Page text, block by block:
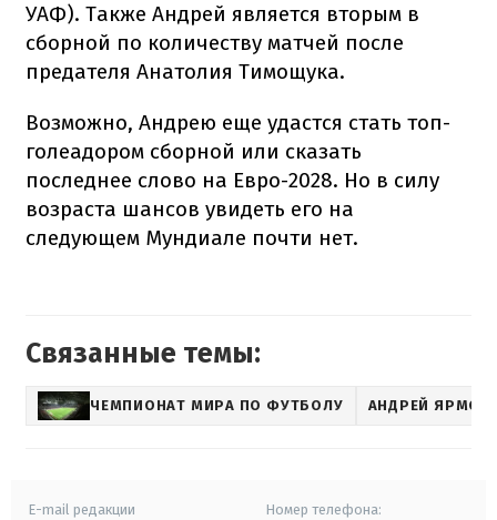
УАФ). Также Андрей является вторым в
сборной по количеству матчей после
предателя Анатолия Тимощука.
Возможно, Андрею еще удастся стать топ-
голеадором сборной или сказать
последнее слово на Евро-2028. Но в силу
возраста шансов увидеть его на
следующем Мундиале почти нет.
Связанные темы:
ЧЕМПИОНАТ МИРА ПО ФУТБОЛУ АНДРЕЙ
E-mail редакции Номер телефона: